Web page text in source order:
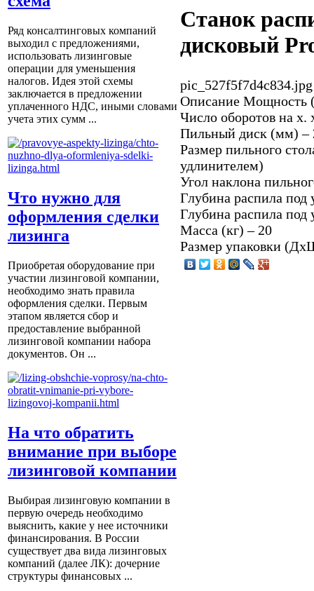
Ряд консалтинговых компаний
выходил с предложениями,
использовать лизинговые
операции для уменьшения
налогов. Идея этой схемы
заключается в предложении
уплаченного НДС, иными словами
учета этих сумм ...
Что нужно для
оформления сделки
лизинга
Приобретая оборудование при
участии лизинговой компании,
необходимо знать правила
оформления сделки. Первым
этапом является сбор и
предоставление выбранной
лизинговой компании набора
документов. Он ...
На что обратить
внимание при выборе
лизинговой компании
Выбирая лизинговую компании в
первую очередь необходимо
выяснить, какие у нее источники
финансирования. В России
существует два вида лизинговых
компаний (далее ЛК): дочерние
структуры финансовых ...
Станок
дисковый
pic_527f5f7d4c834.jpg
Описание Мощность
Число оборотов на
Пильный диск (мм) –
Размер пильного
удлинителем)
Угол наклона
Глубина распила
Глубина распила
Масса (кг) – 20
Размер упаковки